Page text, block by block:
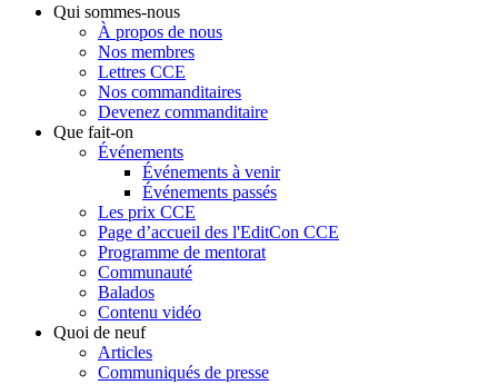
Qui sommes-nous
À propos de nous
Nos membres
Lettres CCE
Nos commanditaires
Devenez commanditaire
Que fait-on
Événements
Événements à venir
Événements passés
Les prix CCE
Page d’accueil des l'EditCon CCE
Programme de mentorat
Communauté
Balados
Contenu vidéo
Quoi de neuf
Articles
Communiqués de presse